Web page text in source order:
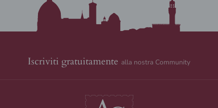
Iscriviti gratuitamente alla nostra Community